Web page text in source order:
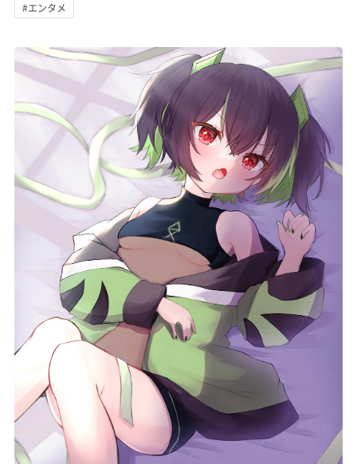
記事リクエスト
ログイン
LINK
muevoクラウドファンディング
muevoコミュニティ
ぶいクラ！by muevo
FUKAKACHI+
Official SNS
#エンタメ